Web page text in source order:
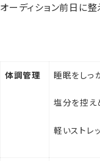
オーディション前日に整
体調管理 睡眠をしっ
塩分を控え
軽いストレ